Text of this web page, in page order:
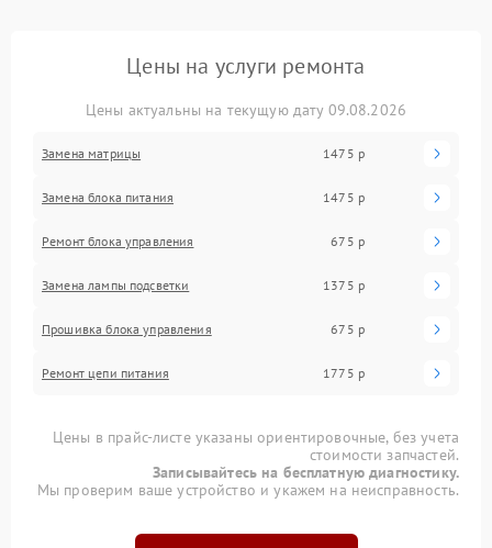
Цены на услуги ремонта
Цены актуальны на текущую дату 09.08.2026
Замена матрицы 1475 р
Замена блока питания 1475 р
Ремонт блока управления 675 р
Замена лампы подсветки 1375 р
Прошивка блока управления 675 р
Ремонт цепи питания 1775 р
Цены в прайс-листе указаны ориентировочные, без учета
стоимости запчастей.
Записывайтесь на бесплатную диагностику.
Мы проверим ваше устройство и укажем на неисправность.